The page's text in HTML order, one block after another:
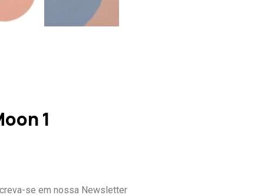
1
se em nossa Newsletter